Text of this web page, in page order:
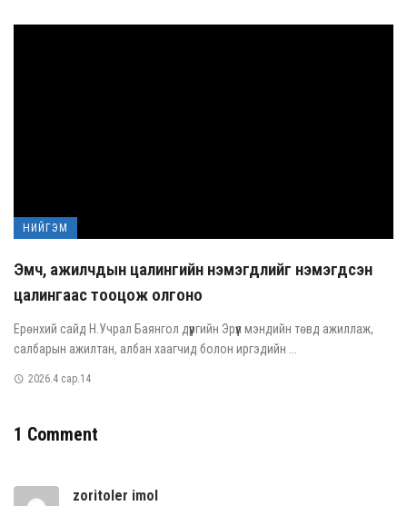
НИЙГЭМ
Эмч, ажилчдын цалингийн нэмэгдлийг нэмэгдсэн
цалингаас тооцож олгоно
Ерөнхий сайд Н.Учрал Баянгол дүүргийн Эрүүл мэндийн төвд ажиллаж,
салбарын ажилтан, албан хаагчид болон иргэдийн ...
2026.4 сар.14
1 Comment
zoritoler imol